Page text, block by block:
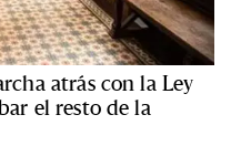
atrás con la Ley
el resto de la